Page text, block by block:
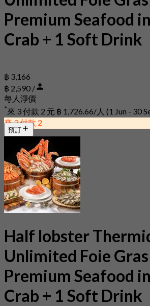
Premium Seafood
Crab + 1 Soft Drink
฿ 3,166
฿ 2,590 /
每人淨價
*來 3 付款 2 元 ฿ 1,726.66/人 (1 Jun - 30
來 3 付款 2
預訂
Half lobster
Unlimited Foie
Premium Seafood
Crab + 1 Soft Drink